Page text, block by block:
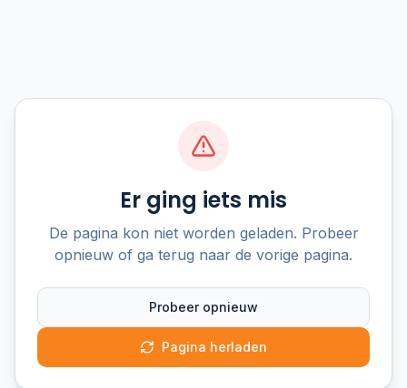
Er ging iets mis
De pagina kon niet worden geladen. Probeer
opnieuw of ga terug naar de vorige pagina.
Probeer opnieuw
Pagina herladen